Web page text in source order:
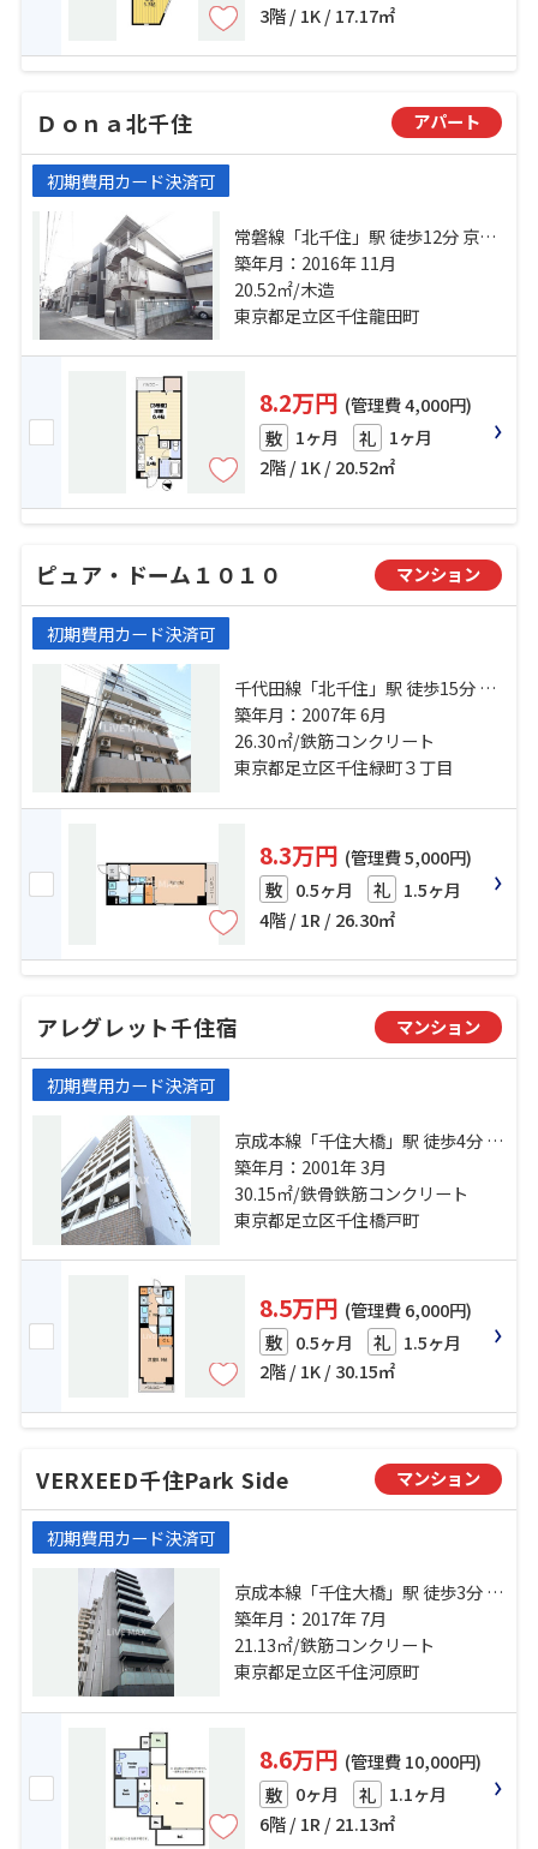
3階 / 1K / 17.17㎡
Ｄｏｎａ北千住 アパート
初期費用カード決済可
常磐線「北千住」駅 徒歩12分 京成
本線「千住大橋」駅 徒歩16分 都電
荒川線「荒川七丁目」駅 徒歩33分
築年月：2016年 11月
20.52㎡/木造
東京都足立区千住龍田町
8.2万円 (管理費 4,000円)
敷 1ヶ月 礼 1ヶ月
2階 / 1K / 20.52㎡
ピュア・ドーム１０１０ マンション
初期費用カード決済可
千代田線「北千住」駅 徒歩15分 京
成本線「千住大橋」駅 徒歩9分 常磐
線「南千住」駅 徒歩25分
築年月：2007年 6月
26.30㎡/鉄筋コンクリート
東京都足立区千住緑町３丁目
8.3万円 (管理費 5,000円)
敷 0.5ヶ月 礼 1.5ヶ月
4階 / 1R / 26.30㎡
アレグレット千住宿 マンション
初期費用カード決済可
京成本線「千住大橋」駅 徒歩4分 千
代田線「北千住」駅 徒歩15分 常磐
線「南千住」駅 徒歩14分
築年月：2001年 3月
30.15㎡/鉄骨鉄筋コンクリート
東京都足立区千住橋戸町
8.5万円 (管理費 6,000円)
敷 0.5ヶ月 礼 1.5ヶ月
2階 / 1K / 30.15㎡
VERXEED千住Park Side マンション
初期費用カード決済可
京成本線「千住大橋」駅 徒歩3分 千
代田線「北千住」駅 徒歩14分 都電
荒川線「荒川七丁目」駅 徒歩28分
築年月：2017年 7月
21.13㎡/鉄筋コンクリート
東京都足立区千住河原町
8.6万円 (管理費 10,000円)
敷 0ヶ月 礼 1.1ヶ月
6階 / 1R / 21.13㎡